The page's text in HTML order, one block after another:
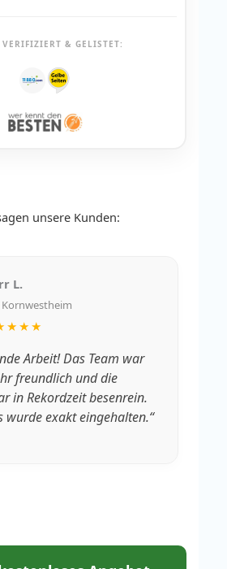
& GELISTET:
unsere Kunden:
L.
Kornwestheim
Arbeit! Das Team war
freundlich und die
in Rekordzeit besenrein.
wurde exakt eingehalten.“